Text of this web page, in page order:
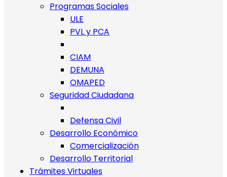
Programas Sociales
ULE
PVL y PCA
CIAM
DEMUNA
OMAPED
Seguridad Ciudadana
Defensa Civil
Desarrollo Económico
Comercialización
Desarrollo Territorial
Trámites Virtuales